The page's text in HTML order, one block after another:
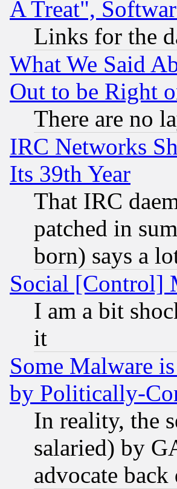
A Treat",
Links for the
What We Said
Out to be Right
There are no
IRC Networks
Its 39th Year
That IRC
patched in
born) says a
Social [Control]
I am a bit
it
Some Malware
by Politically-
In reality, the
salaried) by
advocate back